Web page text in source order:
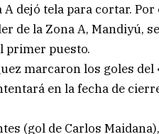
dejó tela para cortar. Por
de la Zona A, Mandiyú,
primer puesto.
marcaron los goles
en la fecha de
(gol de Carlos